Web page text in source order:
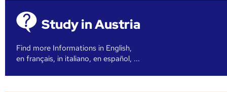
Study in Austria
Find more Informations in English,
en français, in italiano, en español, ...